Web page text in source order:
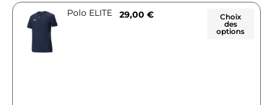
Polo ELITE 29,00 €
Choix
des
options